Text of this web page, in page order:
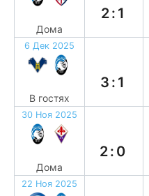
Дома
2:1
6 Дек 2025
В гостях
3:1
30 Ноя 2025
Дома
2:0
22 Ноя 2025